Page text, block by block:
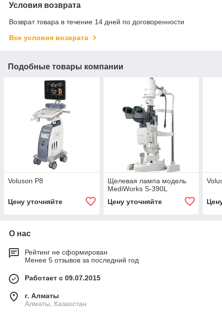
Условия возврата
Возврат товара в течение 14 дней по договоренности
Все условия возврата
Подобные товары компании
Voluson P8
Цену уточняйте
Щелевая лампа модель
MediWorks S-390L
Цену уточняйте
О нас
Рейтинг не сформирован
Менее 5 отзывов за последний год
Работает с 09.07.2015
г. Алматы
Алматы, Казахстан